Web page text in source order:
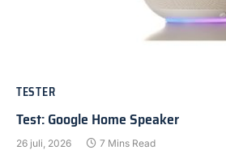
TESTER
Test: Google Home Speaker
26 juli, 2026 7 Mins Read